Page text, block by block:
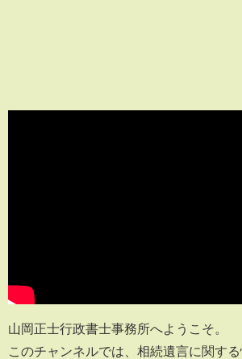
山岡正士行政書士事務所へようこそ。
このチャンネルでは、相続遺言に関す